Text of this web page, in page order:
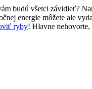
budú všetci závidieť?
energie môžete ale
ryby! Hlavne